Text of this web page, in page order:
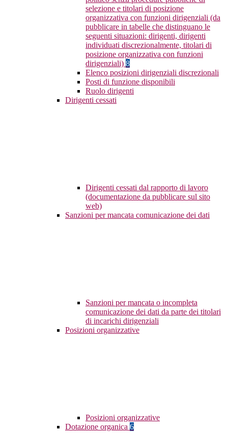
selezione e titolari di posizione
organizzativa con funzioni dirigenziali (da
pubblicare in tabelle che distinguano le
seguenti situazioni: dirigenti, dirigenti
individuati discrezionalmente, titolari di
posizione organizzativa con funzioni
dirigenziali) 8
Elenco posizioni dirigenziali discrezionali
Posti di funzione disponibili
Ruolo dirigenti
Dirigenti cessati
Dirigenti cessati dal rapporto di lavoro
(documentazione da pubblicare sul sito
web)
Sanzioni per mancata comunicazione dei dati
Sanzioni per mancata o incompleta
comunicazione dei dati da parte dei titolari
di incarichi dirigenziali
Posizioni organizzative
Posizioni organizzative
Dotazione organica 6